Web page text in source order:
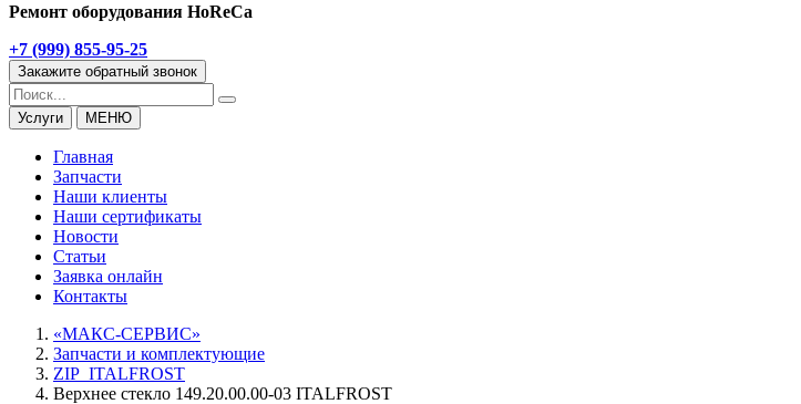
Ремонт оборудования HoReCa
+7 (999) 855-95-25
Закажите обратный звонок
Услуги МЕНЮ
Главная
Запчасти
Наши клиенты
Наши сертификаты
Новости
Статьи
Заявка онлайн
Контакты
«МАКС-СЕРВИС»
Запчасти и комплектующие
ZIP_ITALFROST
Верхнее стекло 149.20.00.00-03 ITALFROST